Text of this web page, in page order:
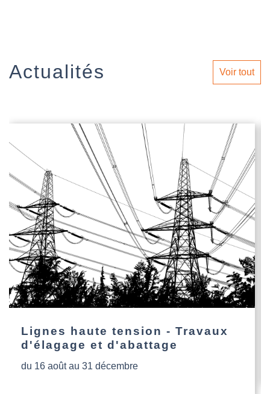
Actualités Voir tout
Lignes haute tension - Travaux
d'élagage et d'abattage
du 16 août au 31 décembre